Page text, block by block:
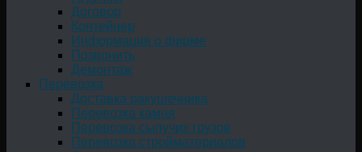
Договор
Контейнер
Информация о фирме
Позвонить
Демонтаж
Перевозка
Доставка ракушечника
Перевозка камня
Перевозка сыпучих грузов
Перевозка стройматериалов